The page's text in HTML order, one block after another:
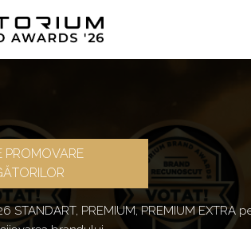
PROMOVARE
PREMIUM, PREMIUM EXTRA